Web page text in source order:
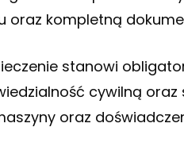
oraz kompletną
stanowi
cywilną oraz
oraz